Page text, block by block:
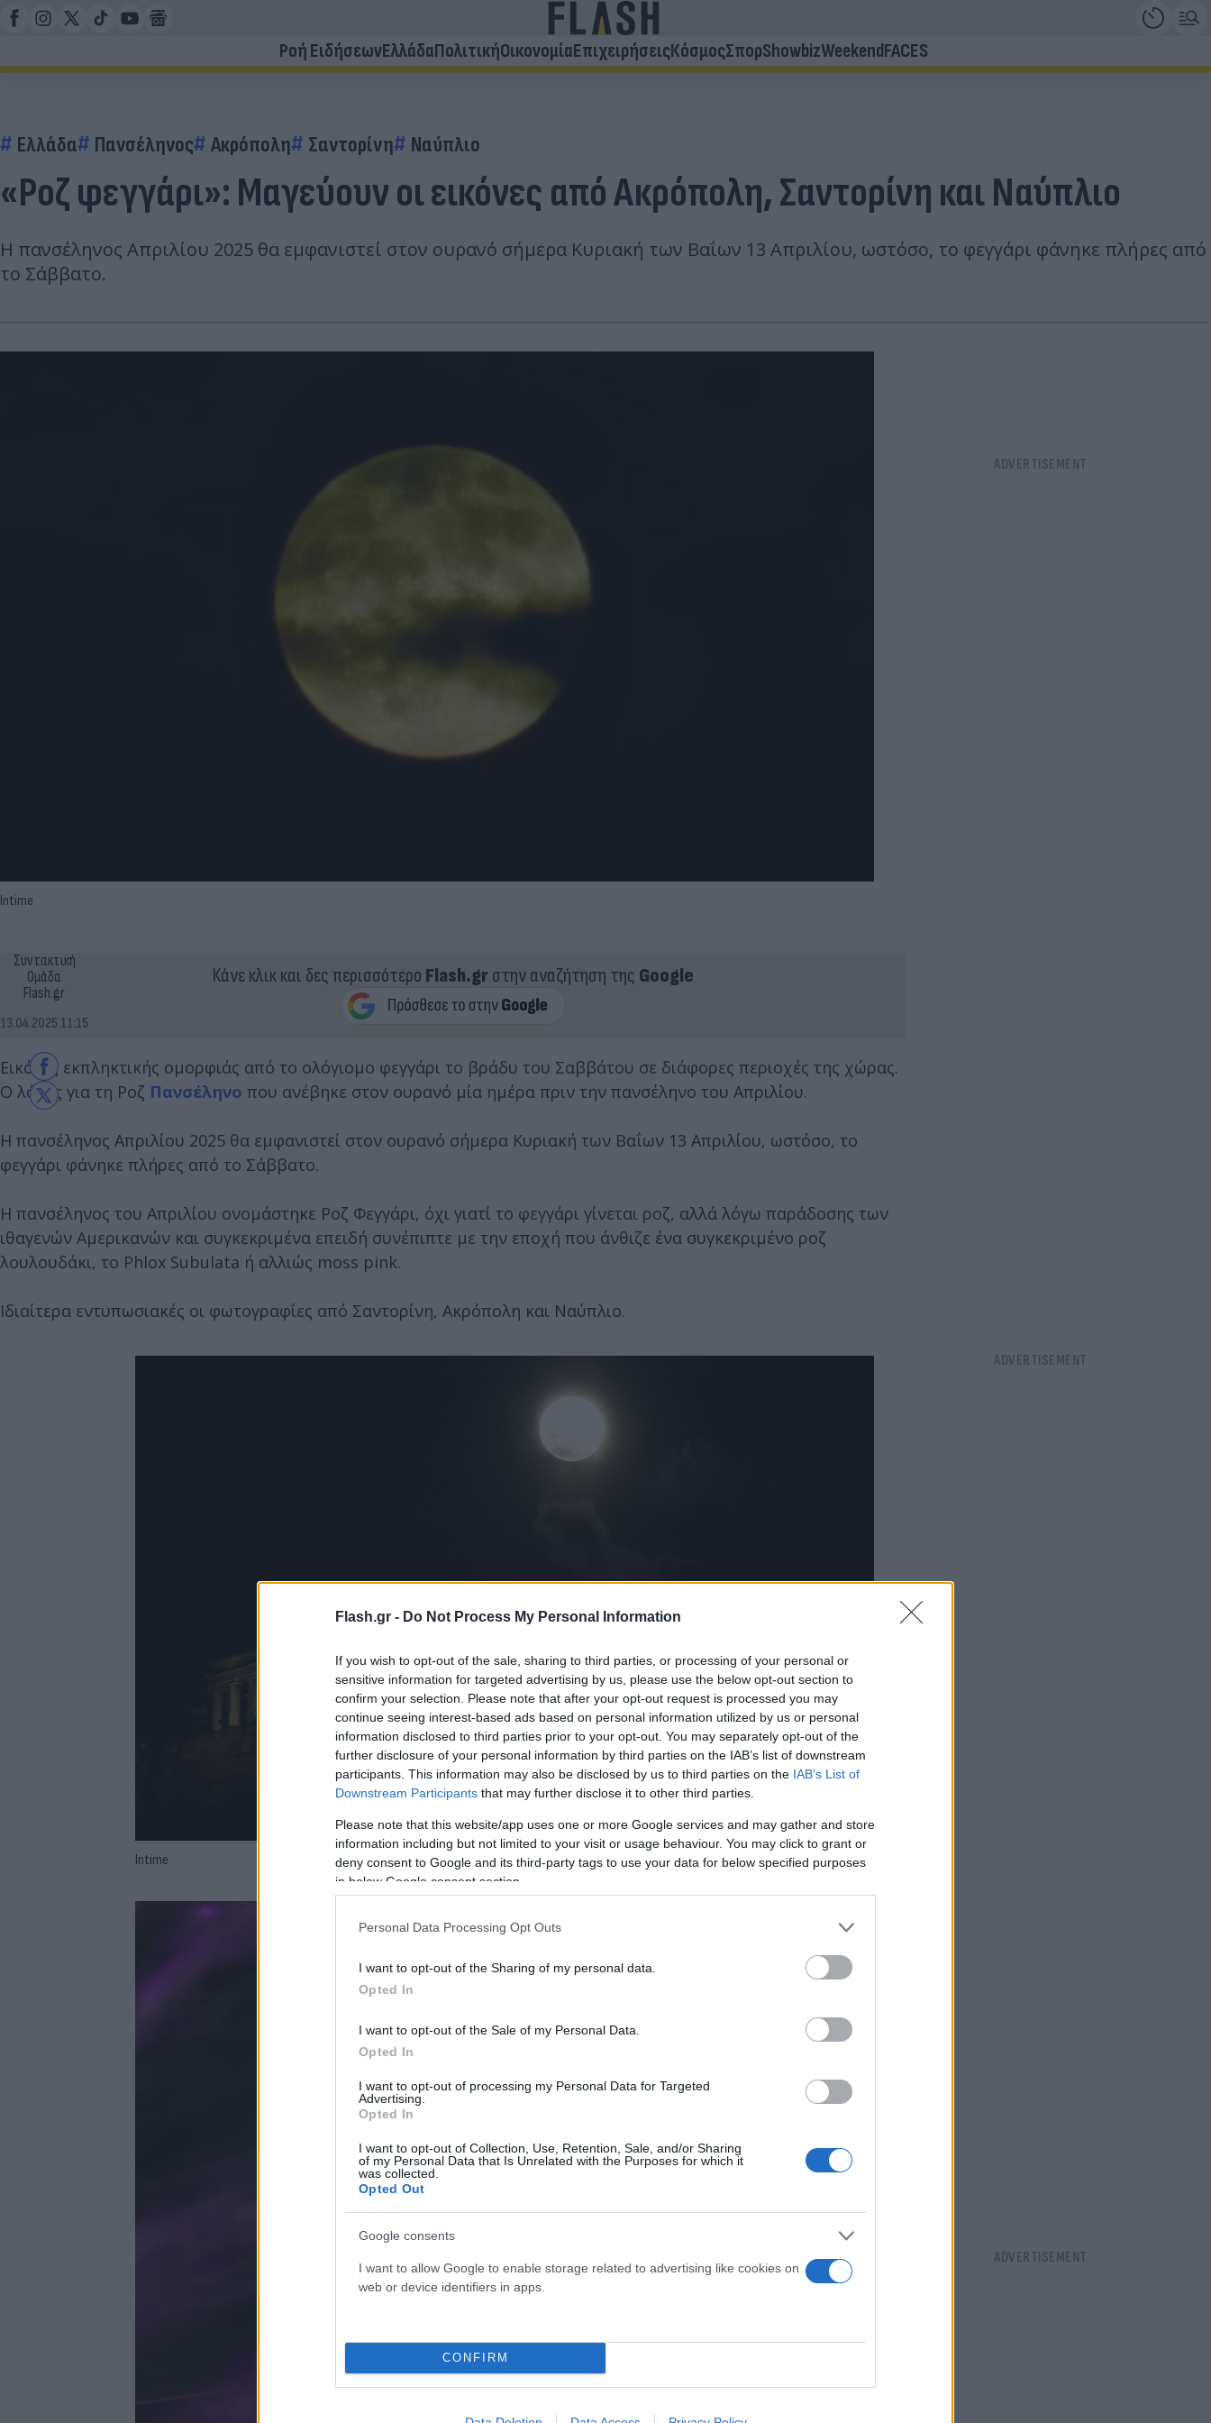
Flash.gr - Do Not Process My Personal Information
If you wish to opt-out of the sale, sharing to third parties, or processing of your personal or
sensitive information for targeted advertising by us, please use the below opt-out section to
confirm your selection. Please note that after your opt-out request is processed you may
continue seeing interest-based ads based on personal information utilized by us or personal
information disclosed to third parties prior to your opt-out. You may separately opt-out of the
further disclosure of your personal information by third parties on the IAB’s list of downstream
participants. This information may also be disclosed by us to third parties on the IAB’s List of
Downstream Participants that may further disclose it to other third parties.
Please note that this website/app uses one or more Google services and may gather and store
information including but not limited to your visit or usage behaviour. You may click to grant or
deny consent to Google and its third-party tags to use your data for below specified purposes
in below Google consent section.
Personal Data Processing Opt Outs
I want to opt-out of the Sharing of my personal data.
Opted In
I want to opt-out of the Sale of my Personal Data.
Opted In
I want to opt-out of processing my Personal Data for Targeted
Advertising.
Opted In
I want to opt-out of Collection, Use, Retention, Sale, and/or Sharing
of my Personal Data that Is Unrelated with the Purposes for which it
was collected.
Opted Out
Google consents
I want to allow Google to enable storage related to advertising like cookies on
web or device identifiers in apps.
CONFIRM
Ροή ΕιδήσεωνΕλλάδαΠολιτικήΟικονομίαΕπιχειρήσειςΚόσμοςΣπορShowbizWeekendFACES
Ελλάδα Πανσέληνος Ακρόπολη Σαντορίνη Ναύπλιο
«Ροζ φεγγάρι»: Μαγεύουν οι εικόνες από Ακρόπολη, Σαντορίνη και Ναύπλιο
Η πανσέληνος Απριλίου 2025 θα εμφανιστεί στον ουρανό σήμερα Κυριακή των Βαΐων 13 Απριλίου, ωστόσο, το φεγγάρι φάνηκε πλήρες από
το Σάββατο.
Intime
Συντακτική
Ομάδα
Flash.gr
13.04.2025 11:15
Κάνε κλικ και δες περισσότερο Flash.grστην αναζήτηση της Google
Εικόνες εκπληκτικής ομορφιάς από το ολόγιομο φεγγάρι το βράδυ του Σαββάτου σε διάφορες περιοχές της χώρας.
Ο λόγος για τη Ροζ Πανσέληνο που ανέβηκε στον ουρανό μία ημέρα πριν την πανσέληνο του Απριλίου.
Η πανσέληνος Απριλίου 2025 θα εμφανιστεί στον ουρανό σήμερα Κυριακή των Βαΐων 13 Απριλίου, ωστόσο, το
φεγγάρι φάνηκε πλήρες από το Σάββατο.
Η πανσέληνος του Απριλίου ονομάστηκε Ροζ Φεγγάρι, όχι γιατί το φεγγάρι γίνεται ροζ, αλλά λόγω παράδοσης των
ιθαγενών Αμερικανών και συγκεκριμένα επειδή συνέπιπτε με την εποχή που άνθιζε ένα συγκεκριμένο ροζ
λουλουδάκι, το Phlox Subulata ή αλλιώς moss pink.
Ιδιαίτερα εντυπωσιακές οι φωτογραφίες από Σαντορίνη, Ακρόπολη και Ναύπλιο.
Intime